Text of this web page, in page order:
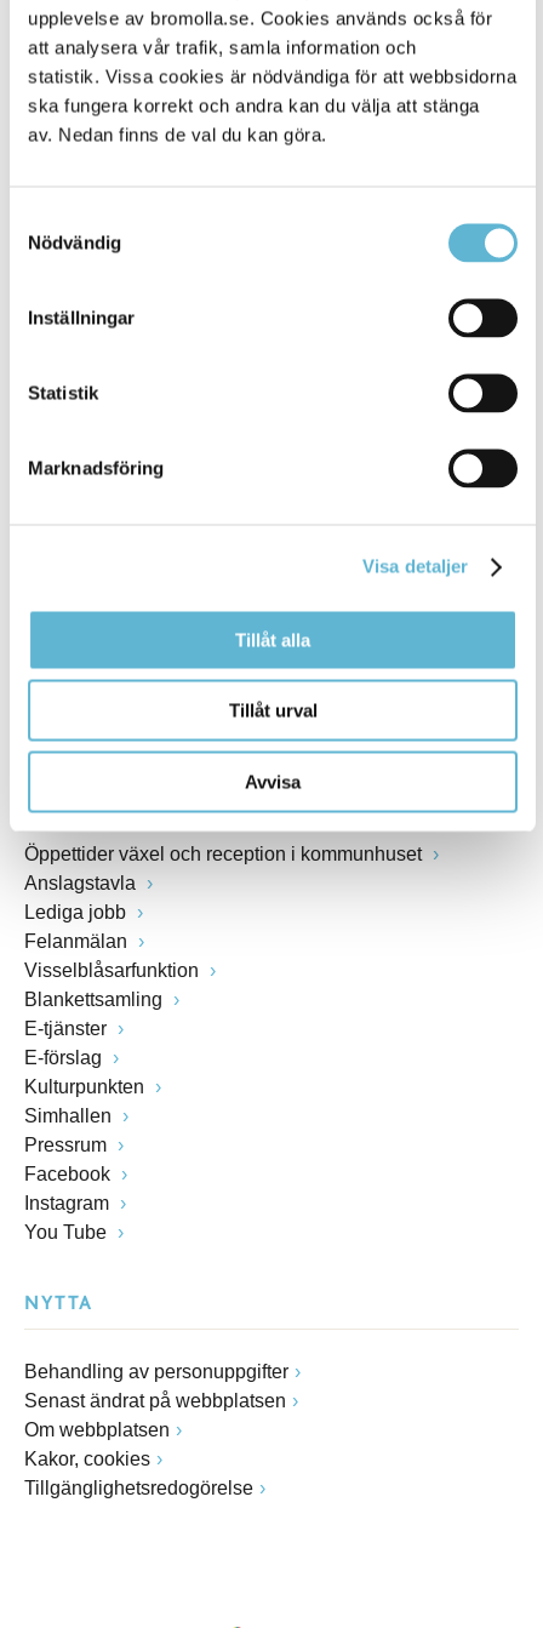
upplevelse av bromolla.se. Cookies används också för
att analysera vår trafik, samla information och
statistik. Vissa cookies är nödvändiga för att webbsidorna
ska fungera korrekt och andra kan du välja att stänga
av. Nedan finns de val du kan göra.
Nödvändig
Inställningar
Statistik
Marknadsföring
Visa detaljer
Tillåt alla
Tillåt urval
Avvisa
410
Alla platser
KONTAKT
Besöksadress
Box 18, 295 21 Bromölla
Fax: 0456-82 22 00
Öppettider växel och reception i kommunhuset
Anslagstavla
Lediga jobb
Felanmälan
Visselblåsarfunktion
Blankettsamling
E-tjänster
E-förslag
Kulturpunkten
Simhallen
Pressrum
Facebook
Instagram
You Tube
NYTTA
Behandling av personuppgifter
Senast ändrat på webbplatsen
Om webbplatsen
Kakor, cookies
Tillgänglighetsredogörelse